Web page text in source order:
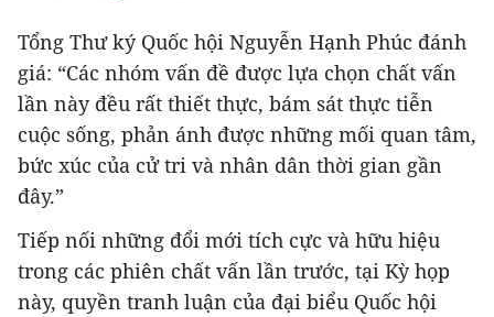
Tổng Thư ký Quốc hội Nguyễn Hạnh Phúc đánh
giá: “Các nhóm vấn đề được lựa chọn chất vấn
lần này đều rất thiết thực, bám sát thực tiễn
cuộc sống, phản ánh được những mối quan tâm,
bức xúc của cử tri và nhân dân thời gian gần
đây.”
Tiếp nối những đổi mới tích cực và hữu hiệu
trong các phiên chất vấn lần trước, tại Kỳ họp
này, quyền tranh luận của đại biểu Quốc hội